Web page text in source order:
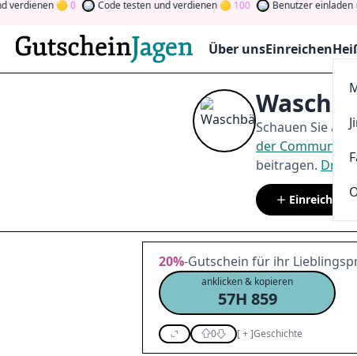
0 Code testen und verdienen 100 Benutzer einladen und
Über unsEinreichen
Schauen Sie auf
der Community
beitragen.
Einreichen
20%-Gutschein für ihr
anklicken & kopieren
57H 859
0 [+]Geschichte